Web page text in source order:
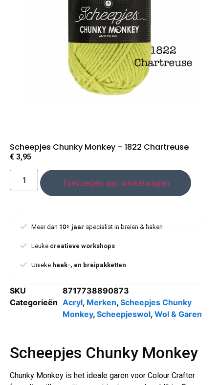
Scheepjes Chunky Monkey – 1822 Chartreuse
€ 3,95
Toevoegen aan winkelwagen
Meer dan 10+ jaar specialist in breien & haken
Leuke creatieve workshops
Uniekehaak-, en breipakketten
SKU
8717738890873
Categorieën Acryl, Merken, Scheepjes Chunky
Monkey, Scheepjeswol, Wol & Garen
Scheepjes Chunky Monkey
Chunky Monkey is het ideale garen voor Colour Crafter